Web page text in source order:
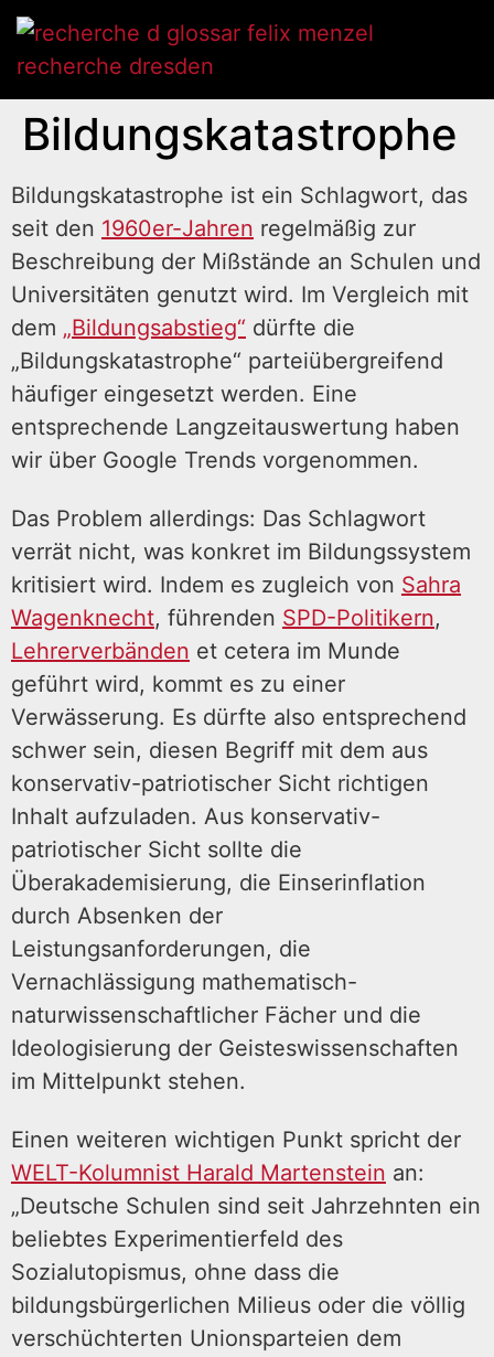
Bildungskatastrophe
Bildungskatastrophe ist ein Schlagwort, das
seit den 1960er-Jahren regelmäßig zur
Beschreibung der Mißstände an Schulen und
Universitäten genutzt wird. Im Vergleich mit
dem „Bildungsabstieg“ dürfte die
„Bildungskatastrophe“ parteiübergreifend
häufiger eingesetzt werden. Eine
entsprechende Langzeitauswertung haben
wir über Google Trends vorgenommen.
Das Problem allerdings: Das Schlagwort
verrät nicht, was konkret im Bildungssystem
kritisiert wird. Indem es zugleich von Sahra
Wagenknecht, führenden SPD-Politikern,
Lehrerverbänden et cetera im Munde
geführt wird, kommt es zu einer
Verwässerung. Es dürfte also entsprechend
schwer sein, diesen Begriff mit dem aus
konservativ-patriotischer Sicht richtigen
Inhalt aufzuladen. Aus konservativ-
patriotischer Sicht sollte die
Überakademisierung, die Einserinflation
durch Absenken der
Leistungsanforderungen, die
Vernachlässigung mathematisch-
naturwissenschaftlicher Fächer und die
Ideologisierung der Geisteswissenschaften
im Mittelpunkt stehen.
Einen weiteren wichtigen Punkt spricht der
WELT-Kolumnist Harald Martenstein an:
„Deutsche Schulen sind seit Jahrzehnten ein
beliebtes Experimentierfeld des
Sozialutopismus, ohne dass die
bildungsbürgerlichen Milieus oder die völlig
verschüchterten Unionsparteien dem